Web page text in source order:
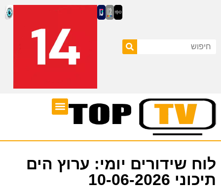
לוח שידורים יומי: ערוץ הים
תיכוני 10-06-2026